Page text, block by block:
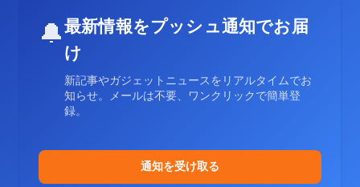
🔔最新情報をプッシュ通知でお届
け
新記事やガジェットニュースをリアルタイムでお
知らせ。メールは不要、ワンクリックで簡単登
録。
通知を受け取る